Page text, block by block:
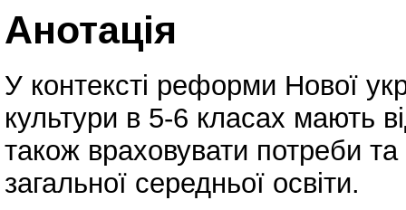
Анотація
У контексті реформи Нової
культури в 5-6 класах мають
також враховувати потреби та
загальної середньої освіти.